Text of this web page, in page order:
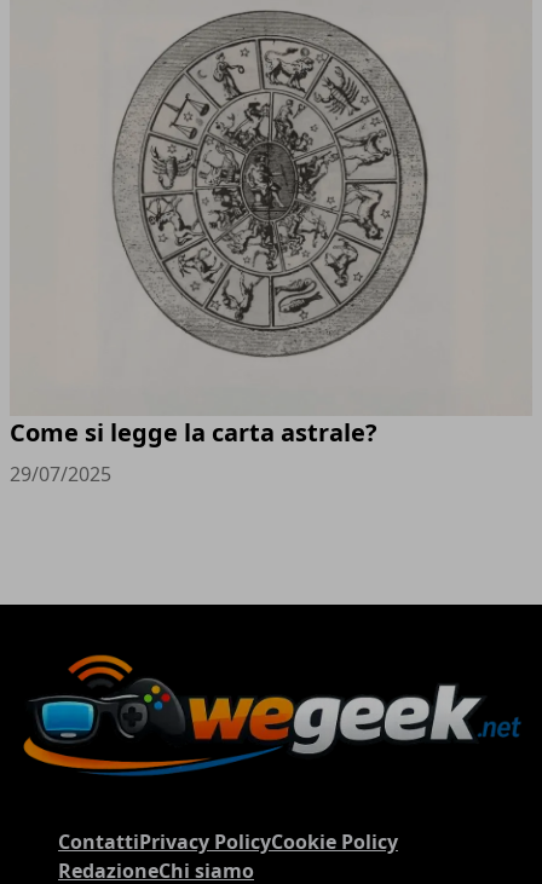
Come si legge la carta astrale?
29/07/2025
ContattiPrivacy PolicyCookie Policy
RedazioneChi siamo